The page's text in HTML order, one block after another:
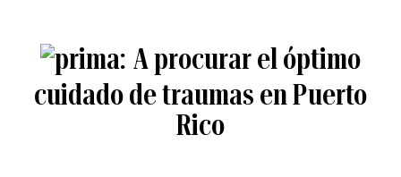
A procurar el óptimo
cuidado de traumas en Puerto
Rico